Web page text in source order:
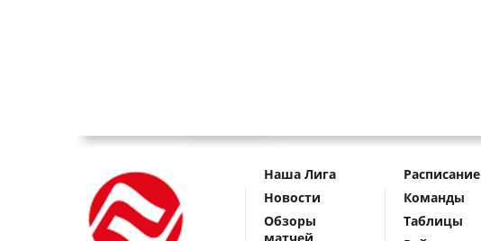
Наша Лига
Новости
Обзоры
Расписание
Команды
Таблицы